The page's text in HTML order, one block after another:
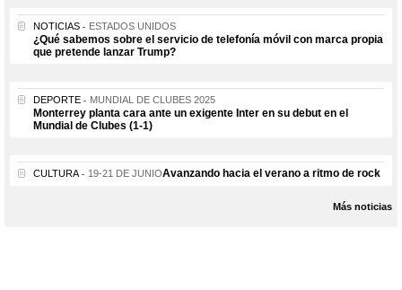
NOTICIAS ESTADOS UNIDOS
¿Qué sabemos sobre el servicio de telefonía móvil con marca propia
que pretende lanzar Trump?
DEPORTE MUNDIAL DE CLUBES 2025
Monterrey planta cara ante un exigente Inter en su debut en el
Mundial de Clubes (1-1)
CULTURA 19-21 DE JUNIOAvanzando hacia el verano a ritmo de rock
Más noticias